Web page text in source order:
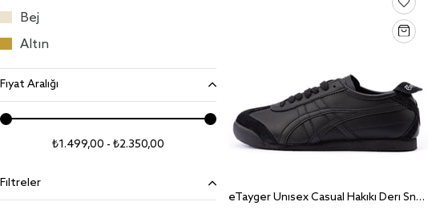
Bej
Altın
Fiyat Aralığı
₺1.499,00 - ₺2.350,00
Filtreler
eTayger Unisex Casual Hakiki Deri Sneaker Ayakkabı E-3221